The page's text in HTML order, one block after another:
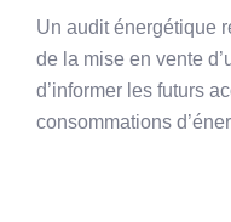
Un audit énergétique
de la mise en vente
d’informer les futurs
consommations